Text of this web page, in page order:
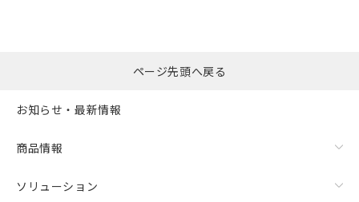
ページ先頭へ戻る
お知らせ・最新情報
商品情報
ソリューション